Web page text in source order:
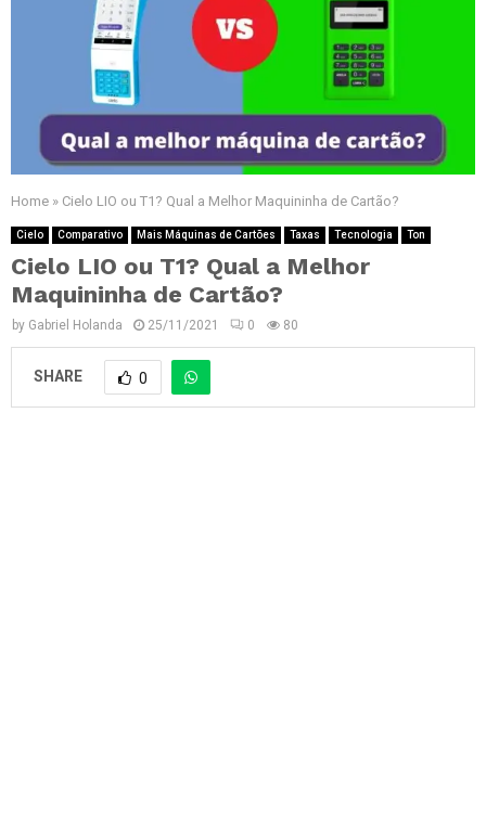
Home » Cielo LIO ou T1? Qual a Melhor Maquininha de Cartão?
Cielo Comparativo Mais Máquinas de Cartões Taxas Tecnologia Ton
Cielo LIO ou T1? Qual a Melhor
Maquininha de Cartão?
by Gabriel Holanda 25/11/2021 0 80
SHARE 0